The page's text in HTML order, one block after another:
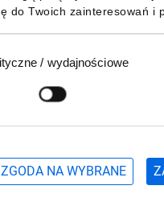
do Twoich zainteresowań i
/ wydajnościowe
ZGODA NA WYBRANE